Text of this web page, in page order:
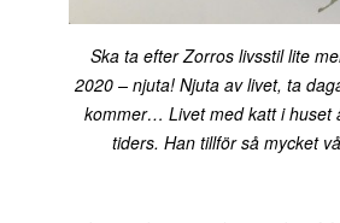
Ska ta efter Zorros livsstil lite
2020 – njuta! Njuta av livet, ta
kommer… Livet med katt i huset
tiders. Han tillför så mycket